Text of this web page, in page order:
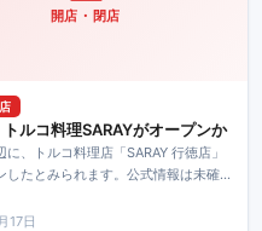
開店・閉店
トルコ料理SARAYがオープンか
に、トルコ料理店「SARAY 行徳店」
したとみられます。公式情報は未確
す。
17日